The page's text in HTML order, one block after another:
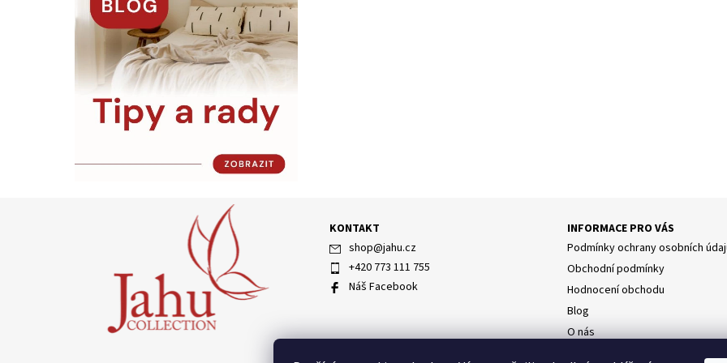
KONTAKT
shop@jahu.cz
+420 773 111 755
Náš Facebook
INFORMACE PRO VÁS
Podmínky ochrany osobních
Obchodní podmínky
Hodnocení obchodu
Blog
O nás